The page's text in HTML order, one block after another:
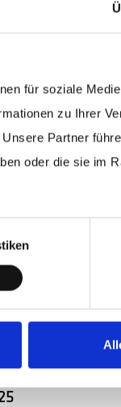
für soziale
zu Ihrer
Partner
oder die sie im
services
Adressen,
AZ